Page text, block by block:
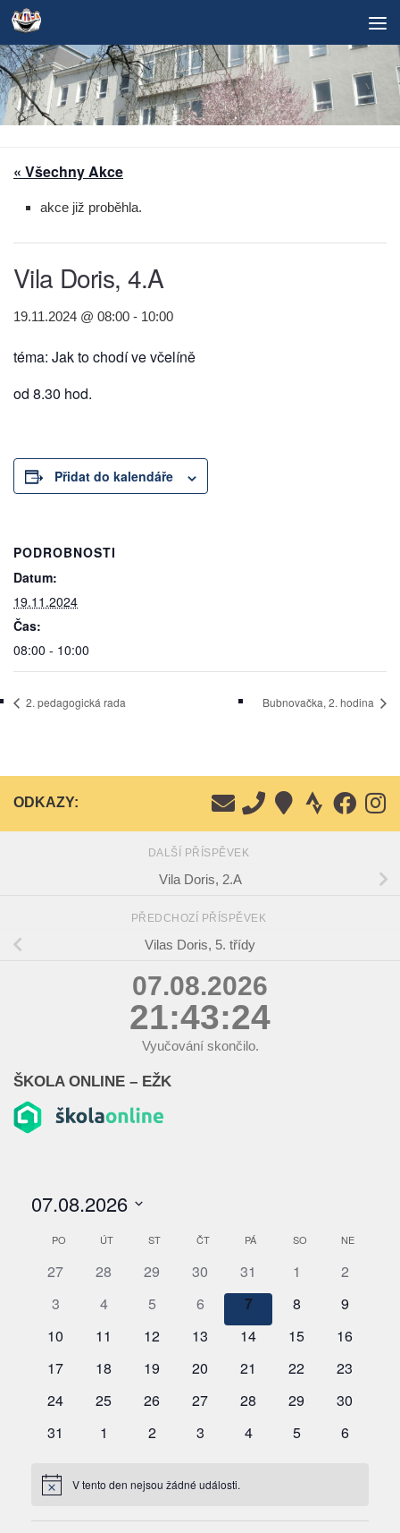
Skip to content
« Všechny Akce
akce již proběhla.
Vila Doris, 4.A
19.11.2024 @ 08:00 - 10:00
téma: Jak to chodí ve včelíně
od 8.30 hod.
Přidat do kalendáře
PODROBNOSTI
Datum:
19.11.2024
Čas:
08:00 - 10:00
2. pedagogická rada Bubnovačka, 2. hodina
ODKAZY:
DALŠÍ PŘÍSPĚVEK
Vila Doris, 2.A
PŘEDCHOZÍ PŘÍSPĚVEK
Vilas Doris, 5. třídy
07.08.2026
21:43:24
Vyučování skončilo.
ŠKOLA ONLINE – EŽK